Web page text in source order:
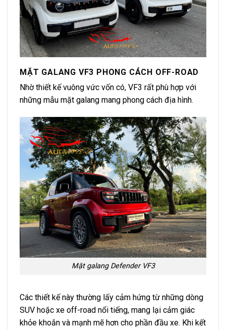
MẶT GALANG VF3 PHONG CÁCH OFF-ROAD
Nhờ thiết kế vuông vức vốn có, VF3 rất phù hợp với
những mẫu mặt galang mang phong cách địa hình.
Mặt galang Defender VF3
Các thiết kế này thường lấy cảm hứng từ những dòng
SUV hoặc xe off-road nổi tiếng, mang lại cảm giác
khỏe khoắn và mạnh mẽ hơn cho phần đầu xe. Khi kết